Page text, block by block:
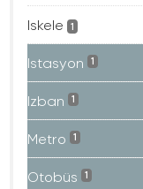
Iskele 1
Istasyon 1
Izban 1
Metro 1
Otobüs 1